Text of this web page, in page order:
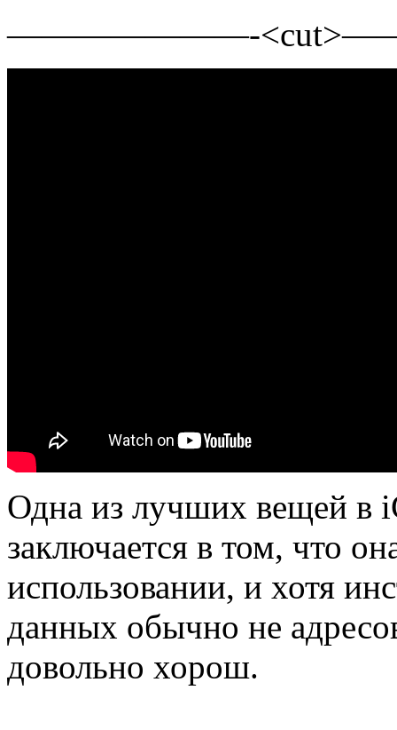
———————-
Одна из лучших вещей в
заключается в том, что
использовании, и хотя
данных обычно не
довольно хорош.